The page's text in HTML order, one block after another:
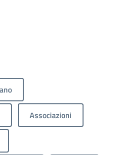
Associazioni